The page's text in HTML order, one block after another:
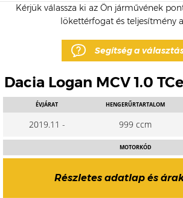
Kérjük válassza ki az Ön járművének
lökettérfogat és teljesítmény
Segítség a
Dacia Logan MCV 1.0
ÉVJÁRAT
2019.11 -
HENGERŰRTARTALOM
999 ccm
MOTORKÓD
Részletes adatlap és